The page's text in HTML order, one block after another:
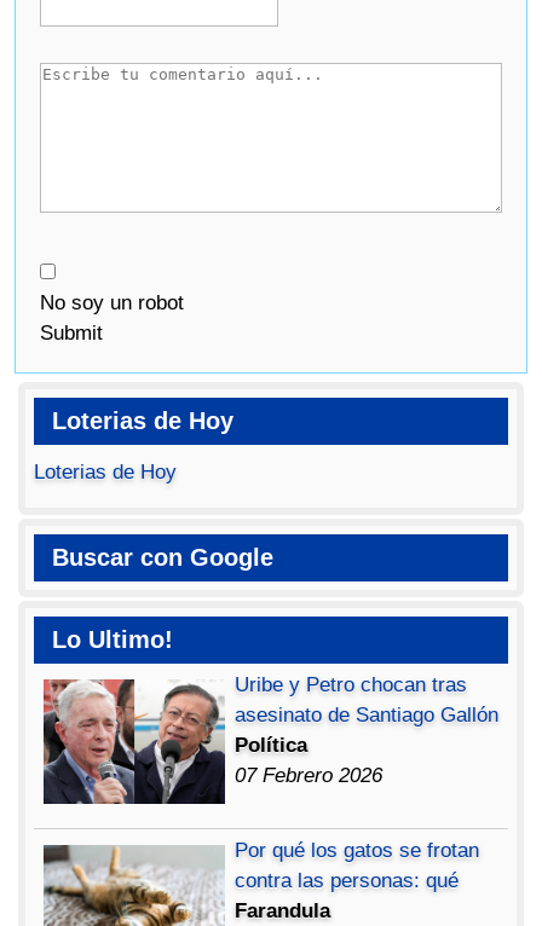
No soy un robot
Submit
Loterias de Hoy
Loterias de Hoy
Buscar con Google
Lo Ultimo!
Uribe y Petro chocan tras
asesinato de Santiago Gallón
Política
07 Febrero 2026
Por qué los gatos se frotan
contra las personas: qué
Farandula